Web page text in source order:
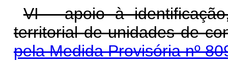
VI - apoio à
territorial de
pela Medida Provisória nº